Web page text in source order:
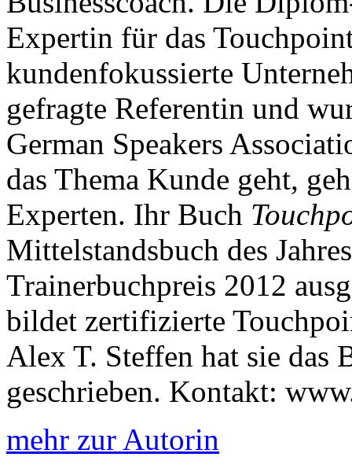
Expertin für das
kundenfokussierte
gefragte Referentin und
German Speakers
das Thema Kunde geht,
Experten. Ihr Buch
Mittelstandsbuch des
Trainerbuchpreis 2012
bildet zertifizierte
Alex T. Steffen hat sie das
geschrieben. Kontakt:
mehr zur Autorin